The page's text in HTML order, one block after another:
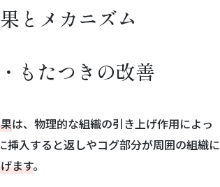
とメカニズム
もたつきの改善
は、物理的な組織の引き上げ作用によっ
入すると返しやコグ部分が周囲の組織に
ます。